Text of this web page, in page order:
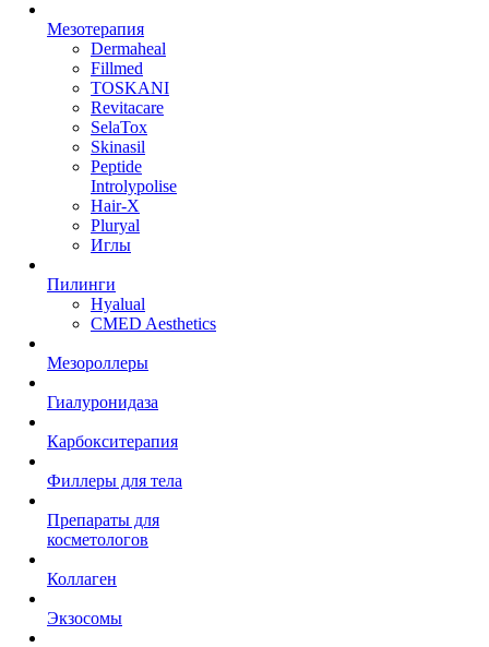
Мезотерапия
Dermaheal
Fillmed
TOSKANI
Revitacare
SelaTox
Skinasil
Peptide
Introlypolise
Hair-X
Pluryal
Иглы
Пилинги
Hyalual
CMED Aesthetics
Мезороллеры
Гиалуронидаза
Карбокситерапия
Филлеры для тела
Препараты для
косметологов
Коллаген
Экзосомы